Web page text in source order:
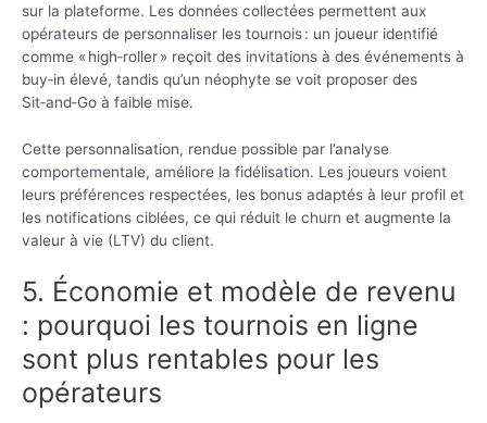
sur la plateforme. Les données collectées permettent aux
opérateurs de personnaliser les tournois : un joueur identifié
comme « high‑roller » reçoit des invitations à des événements à
buy‑in élevé, tandis qu’un néophyte se voit proposer des
Sit‑and‑Go à faible mise.
Cette personnalisation, rendue possible par l’analyse
comportementale, améliore la fidélisation. Les joueurs voient
leurs préférences respectées, les bonus adaptés à leur profil et
les notifications ciblées, ce qui réduit le churn et augmente la
valeur à vie (LTV) du client.
5. Économie et modèle de revenu
: pourquoi les tournois en ligne
sont plus rentables pour les
opérateurs